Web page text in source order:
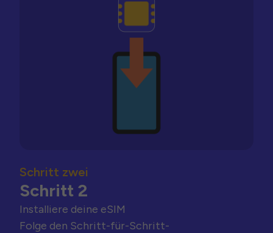
Schritt zwei
Schritt 2
Installiere deine eSIM
Folge den Schritt-für-Schritt-